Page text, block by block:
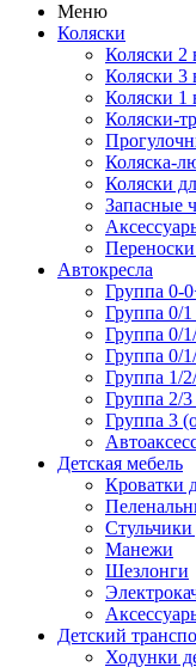
Меню
Коляски
Коляски 2
Коляски 3
Коляски 1
Коляски-
Коляска-
Коляски
Запасные
Переноски
Автокресла
Группа 0-
Группа 0/1
Группа 0/
Группа 0/
Группа 1/
Группа 2/3
Группа 3
Детская мебель
Кроватки
Манежи
Шезлонги
Детский
Ходунки